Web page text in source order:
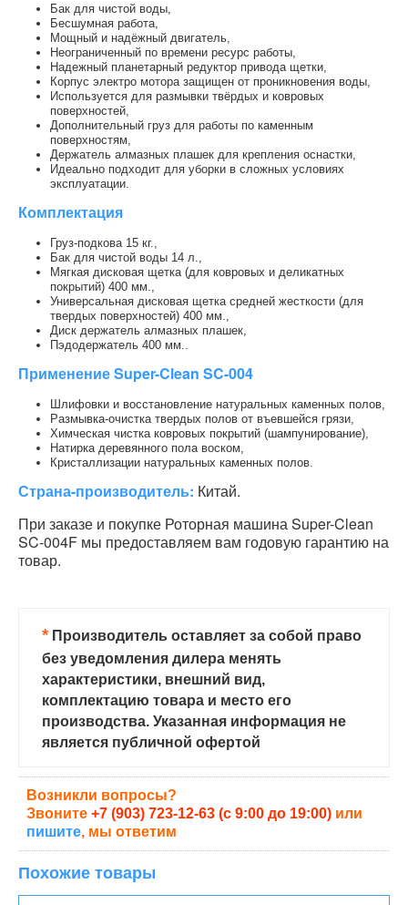
Бак для чистой воды,
Бесшумная работа,
Мощный и надёжный двигатель,
Неограниченный по времени ресурс работы,
Надежный планетарный редуктор привода щетки,
Корпус электро мотора защищен от проникновения воды,
Используется для размывки твёрдых и ковровых
поверхностей,
Дополнительный груз для работы по каменным
поверхностям,
Держатель алмазных плашек для крепления оснастки,
Идеально подходит для уборки в сложных условиях
эксплуатации.
Комплектация
Груз-подкова 15 кг.,
Бак для чистой воды 14 л.,
Мягкая дисковая щетка (для ковровых и деликатных
покрытий) 400 мм.,
Универсальная дисковая щетка средней жесткости (для
твердых поверхностей) 400 мм.,
Диск держатель алмазных плашек,
Пэдодержатель 400 мм..
Применение Super-Clean SC-004
Шлифовки и восстановление натуральных каменных полов,
Размывка-очистка твердых полов от въевшейся грязи,
Химческая чистка ковровых покрытий (шампунирование),
Натирка деревянного пола воском,
Кристаллизации натуральных каменных полов.
Страна-производитель: Китай.
При заказе и покупке Роторная машина Super-Clean
SC-004F мы предоставляем вам годовую гарантию на
товар.
*Производитель оставляет за собой право
без уведомления дилера менять
характеристики, внешний вид,
комплектацию товара и место его
производства. Указанная информация не
является публичной офертой
Возникли вопросы?
Звоните +7 (903) 723-12-63 (с 9:00 до 19:00) или
пишите, мы ответим
Похожие товары